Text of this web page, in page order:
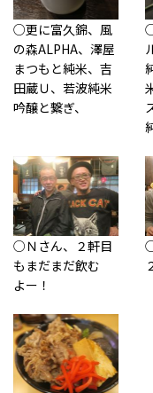
○更に富久錦、風
の森ALPHA、澤屋
まつもと純米、吉
田蔵Ｕ、若波純米
吟醸と繋ぎ、
○Ｎさん、２軒目
もまだまだ飲む
よー！